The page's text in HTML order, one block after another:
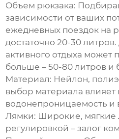
Объем рюкзака:
зависимости от ваших
ежедневных поездок на
достаточно 20-30
активного отдыха может
больше – 50-80 литров и
Материал: Нейлон,
выбор материала влияет
водонепроницаемость и
Лямки: Широкие, мягкие
регулировкой – залог